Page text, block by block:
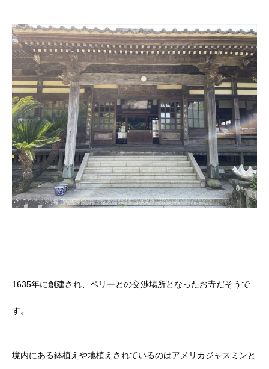
1635年に創建され、ペリーとの交渉場所となったお寺だそうで
す。
境内にある鉢植えや地植えされているのはアメリカジャスミンと